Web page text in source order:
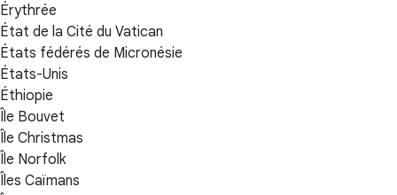
Érythrée
État de la Cité du Vatican
États fédérés de Micronésie
États-Unis
Éthiopie
Île Bouvet
Île Christmas
Île Norfolk
Îles Caïmans